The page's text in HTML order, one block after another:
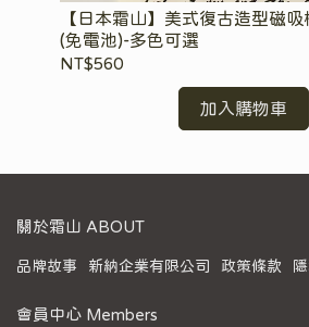
【日本霜山】美式復古造型磁
(免電池)-多色可選
NT$560
加入購物車
關於霜山 ABOUT
品牌故事 新納企業有限公司 政策條款
會員中心 Members